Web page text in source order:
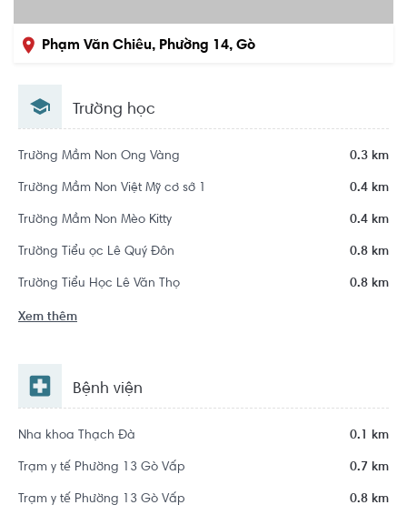
Phạm Văn Chiêu, Phường 14, Gò
Trường học
Trường Mầm Non Ong Vàng 0.3 km
Trường Mầm Non Việt Mỹ cơ sở 1 0.4 km
Trường Mầm Non Mèo Kitty 0.4 km
Trường Tiểu ọc Lê Quý Đôn 0.8 km
Trường Tiểu Học Lê Văn Thọ 0.8 km
Xem thêm
Bệnh viện
Nha khoa Thạch Đà 0.1 km
Trạm y tế Phường 13 Gò Vấp 0.7 km
Trạm y tế Phường 13 Gò Vấp 0.8 km